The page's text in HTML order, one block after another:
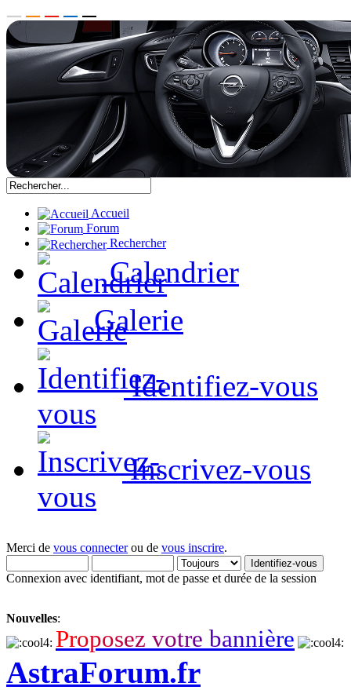
Accueil
Forum
Rechercher
Calendrier
Galerie
Identifiez-vous
Inscrivez-vous
Merci de vous connecterou de vous inscrire.
Connexion avec identifiant, mot de passe et durée de la session
Nouvelles:
Proposez votre bannière
AstraForum.fr